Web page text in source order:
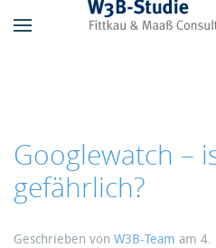
Googlewatch –
gefährlich?
Geschrieben von W3B-Team am 4.